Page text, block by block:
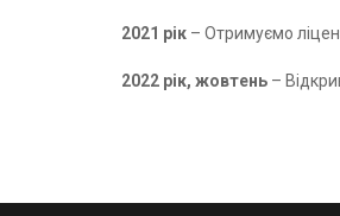
2021 рік – Отримуємо
2022 рік, жовтень –